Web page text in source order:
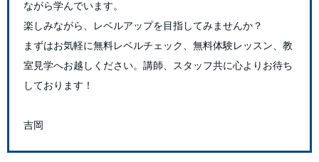
ながら学んでいます。
楽しみながら、レベルアップを目指してみませんか？
まずはお気軽に無料レベルチェック、無料体験レッスン、教
室見学へお越しください。講師、スタッフ共に心よりお待ち
しております！
吉岡